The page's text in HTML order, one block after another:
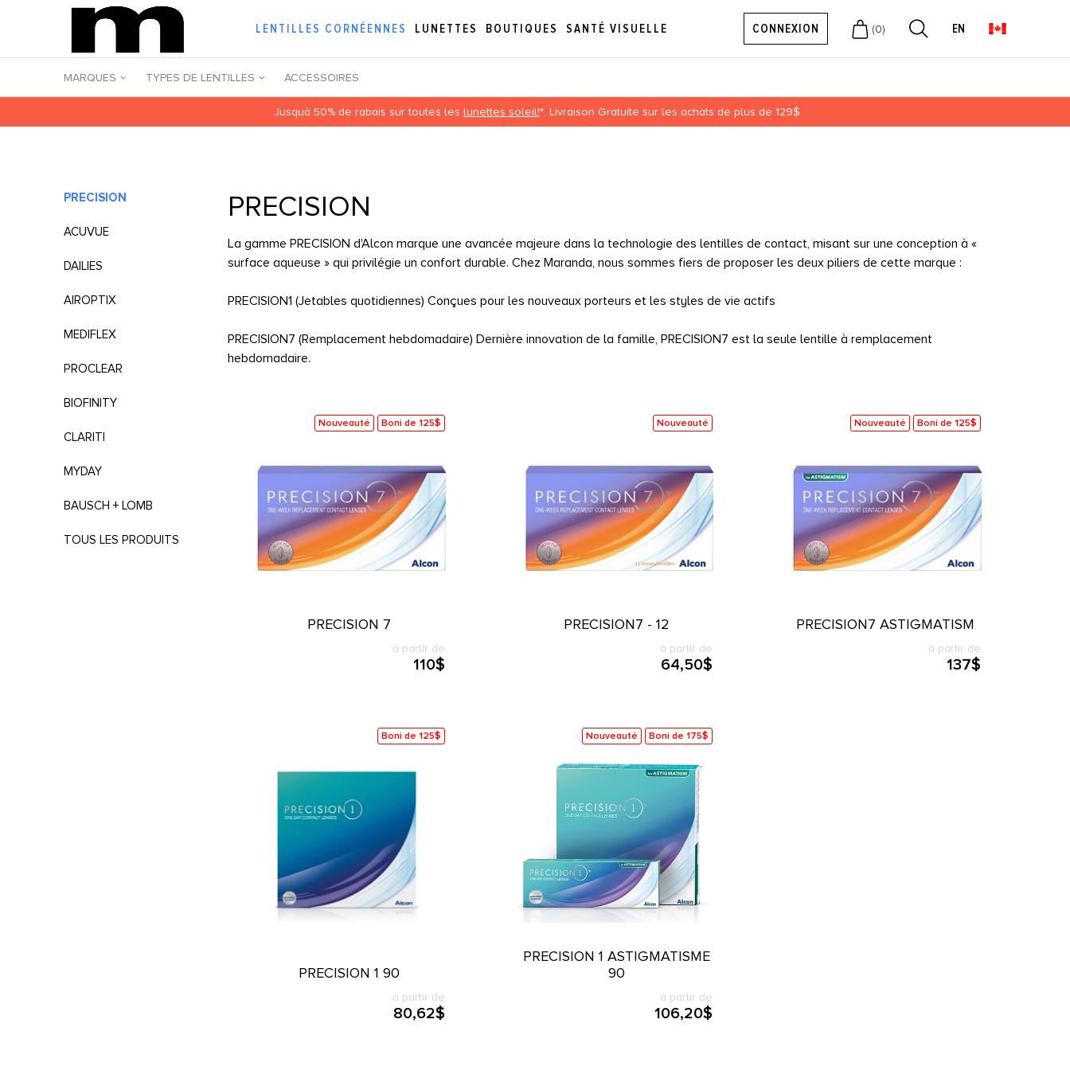
LENTILLES CORNÉENNES LUNETTES BOUTIQUES SANTÉ VISUELLE CONNEXION (0) EN
MARQUES TYPES DE LENTILLES ACCESSOIRES
Jusquà 50% de rabais sur toutes les lunettes soleil!*. Livraison Gratuite sur les achats de plus de 129$
PRECISION
La gamme PRECISION d'Alcon marque une avancée majeure dans la technologie des lentilles de contact, misant sur une conception à «
surface aqueuse » qui privilégie un confort durable. Chez Maranda, nous sommes fiers de proposer les deux piliers de cette marque :
PRECISION1 (Jetables quotidiennes) Conçues pour les nouveaux porteurs et les styles de vie actifs
PRECISION7 (Remplacement hebdomadaire) Dernière innovation de la famille, PRECISION7 est la seule lentille à remplacement
hebdomadaire.
Nouveauté Boni de 125$
PRECISION 7
à partir de
110$
Nouveauté
PRECISION7 - 12
à partir de
64,50$
Nouveauté Boni de 125$
PRECISION7 ASTIGMATISM
à partir de
137$
Boni de 125$
PRECISION 1 90
à partir de
80,62$
Nouveauté Boni de 175$
PRECISION 1 ASTIGMATISME
90
à partir de
106,20$
PRECISION
ACUVUE
DAILIES
AIROPTIX
MEDIFLEX
PROCLEAR
BIOFINITY
CLARITI
MYDAY
BAUSCH + LOMB
TOUS LES PRODUITS